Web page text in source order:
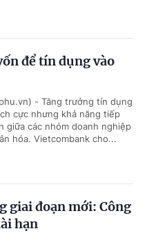
để tín dụng vào
- Tăng trưởng tín dụng
cực nhưng khả năng tiếp
giữa các nhóm doanh nghiệp
hóa. Vietcombank cho...
giai đoạn mới: Công
hạn